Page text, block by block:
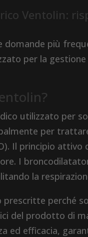
Ventolin:
più
per la gestione
utilizzato per
per
Il principio attivo
I
la
prescritte perché
del prodotto di
ed efficacia,